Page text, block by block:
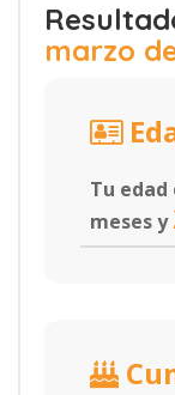
marzo
Tu edad
meses y